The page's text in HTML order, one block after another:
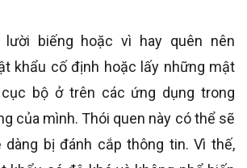
lười biếng hoặc vì hay quên nên
khẩu cố định hoặc lấy những mật
bộ ở trên các ứng dụng trong
của mình. Thói quen này có thể sẽ
dàng bị đánh cắp thông tin. Vì thế,